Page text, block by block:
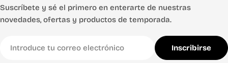
Suscríbete y sé el primero en enterarte de nuestras
novedades, ofertas y productos de temporada.
Inscribirse